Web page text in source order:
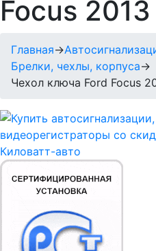
Focus 2013
Главная→
Брелки, чехлы, корпуса→
Чехол ключа Ford Focus